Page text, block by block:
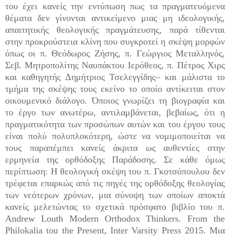
του έχει κανείς την εντύπωση πως τα πραγματευόμενα
θέματα δεν γίνονται αντικείμενο μιας μη ιδεολογικής,
απαιτητικής θεολογικής πραγμάτευσης, παρά τίθενται
στην προκρούστεια κλίνη που συγκροτεί η σκέψη μορφών
όπως οι π. Θεόδωρος Ζήσης, π. Γεώργιος Μεταλληνός,
Σεβ. Μητροπολίτης Ναυπάκτου Ιερόθεος, π. Πέτρος Χιρς
και καθηγητής Δημήτριος Τσελεγγίδης– και μάλιστα το
τμήμα της σκέψης τους εκείνο το οποίο αντίκειται στον
οικουμενικό διάλογο. Όποιος γνωρίζει τη βιογραφία και
το έργο των ανωτέρω, αντιλαμβάνεται, βεβαίως, ότι η
πραγματικότητα των προσώπων αυτών και του έργου τους
είναι πολύ πολυπλοκότερη, ώστε να νομιμοποιείται να
τους παραπέμπει κανείς άκριτα ως αυθεντίες στην
ερμηνεία της ορθόδοξης Παράδοσης. Σε κάθε όμως
περίπτωση: Η θεολογική σκέψη του π. Γκοτσόπουλου δεν
τρέφεται επαρκώς από τις πηγές της ορθόδοξης θεολογίας
των νεότερων χρόνων, μια σύνοψη των οποίων αποκτά
κανείς μελετώντας το σχετικά πρόσφατο βιβλίο του π.
Andrew Louth Modern Orthodox Thinkers. From the
Philokalia tou the Present, Inter Varsity Press 2015. Μια